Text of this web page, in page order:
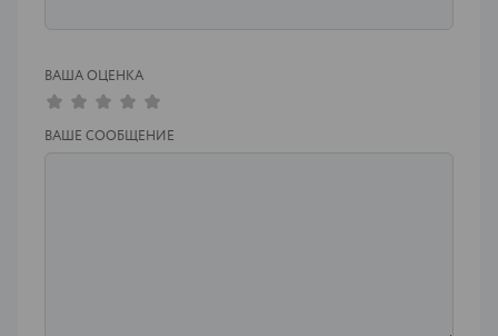
ВАША ОЦЕНКА
ВАШЕ СООБЩЕНИЕ